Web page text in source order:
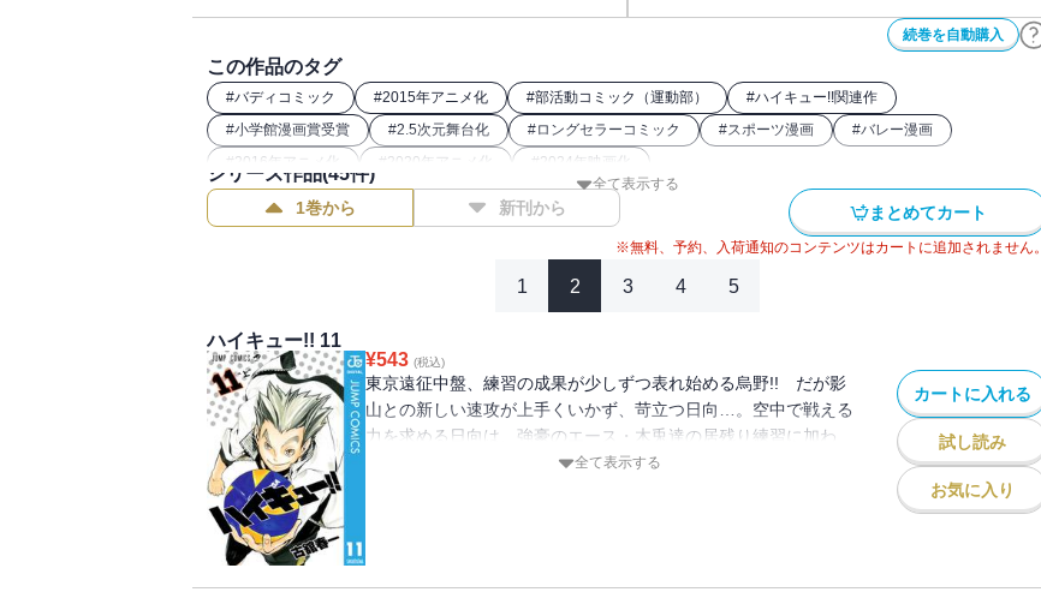
続巻を自動購入
この作品のタグ
#バディコミック #2015年アニメ化 #部活動コミック（運動部） #ハイキュー!!関連作
#小学館漫画賞受賞 #2.5次元舞台化 #ロングセラーコミック #スポーツ漫画 #バレー漫画
#2016年アニメ化 #2020年アニメ化 #2024年映画化
全て表示する
シリーズ作品(45件)
1巻から 新刊から まとめてカート
※無料、予約、入荷通知のコンテンツはカートに追加されません。
1 2 3 4 5
ハイキュー!! 11
¥543 (税込)
東京遠征中盤、練習の成果が少しずつ表れ始める烏野!! だが影
山との新しい速攻が上手くいかず、苛立つ日向…。空中で戦える
力を求める日向は、強豪のエース・木兎達の居残り練習に加わ
全て表示する
カートに入れる
試し読み
お気に入り